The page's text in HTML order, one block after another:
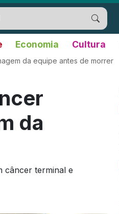
Economia Cultura
da equipe antes de morrer
da
câncer terminal e